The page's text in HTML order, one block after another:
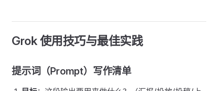
Grok 使用技巧与最佳实践
提示词（Prompt）写作清单